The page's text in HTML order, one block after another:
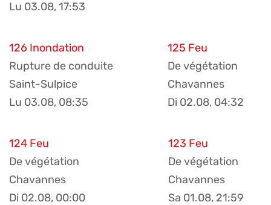
Lu 03.08, 17:53
126 Inondation
Rupture de conduite
Saint-Sulpice
Lu 03.08, 08:35
125 Feu
De végétation
Chavannes
Di 02.08, 04:32
124 Feu
De végétation
Chavannes
Di 02.08, 00:00
123 Feu
De végétation
Chavannes
Sa 01.08, 21:59